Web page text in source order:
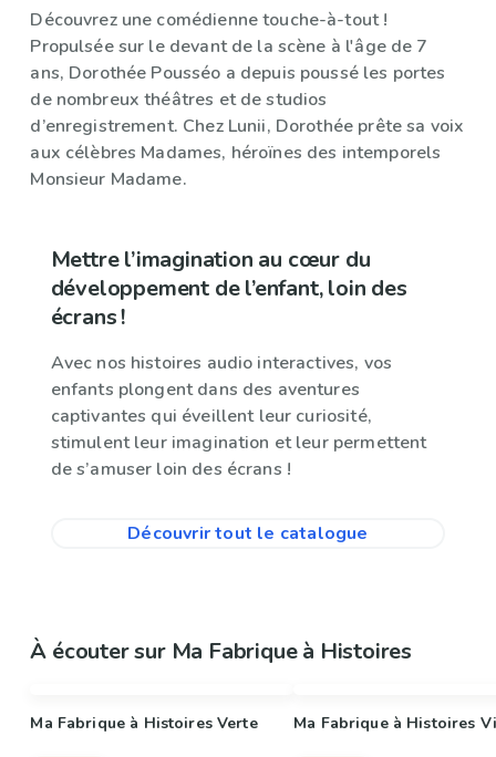
Découvrez une comédienne touche-à-tout !
Propulsée sur le devant de la scène à l'âge de 7
ans, Dorothée Pousséo a depuis poussé les portes
de nombreux théâtres et de studios
d’enregistrement. Chez Lunii, Dorothée prête sa voix
aux célèbres Madames, héroïnes des intemporels
Monsieur Madame.
Mettre l’imagination au cœur du
développement de l’enfant, loin des
écrans !
Avec nos histoires audio interactives, vos
enfants plongent dans des aventures
captivantes qui éveillent leur curiosité,
stimulent leur imagination et leur permettent
de s’amuser loin des écrans !
Découvrir tout le catalogue
À écouter sur Ma Fabrique à Histoires
Ma Fabrique à Histoires Verte Ma Fabrique à Histoires